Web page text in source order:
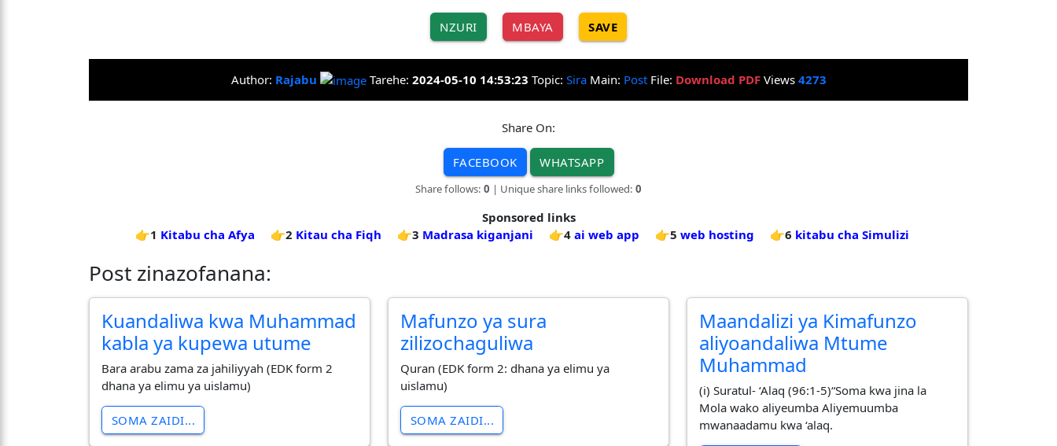
NZURI MBAYA SAVE
Author: Rajabu Tarehe: 2024-05-10 14:53:23 Topic: SiraMain: PostFile: Download PDFViews 4273
Share On:
FACEBOOK WHATSAPP
Share follows: 0 | Unique share links followed: 0
Sponsored links
👉1 Kitabu cha Afya 👉2 Kitau cha Fiqh 👉3 Madrasa kiganjani 👉4 ai web app 👉5 web hosting 👉6 kitabu cha Simulizi
Post zinazofanana:
Kuandaliwa kwa Muhammad
kabla ya kupewa utume
Bara arabu zama za jahiliyyah (EDK form 2
dhana ya elimu ya uislamu)
SOMA ZAIDI...
Mafunzo ya sura
zilizochaguliwa
Quran (EDK form 2: dhana ya elimu ya
uislamu)
SOMA ZAIDI...
Maandalizi ya Kimafunzo
aliyoandaliwa Mtume
Muhammad
(i) Suratul- ‘Alaq (96:1-5)“Soma kwa jina la
Mola wako aliyeumba Aliyemuumba
mwanaadamu kwa ‘alaq.